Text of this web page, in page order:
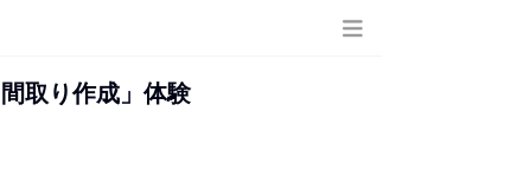
取り作成」体験